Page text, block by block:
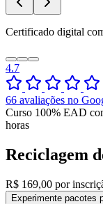
Certificado digital
4.7
66 avaliações no
Curso 100% EAD
horas
Reciclagem
R$ 169,00 por
Experimente pacotes